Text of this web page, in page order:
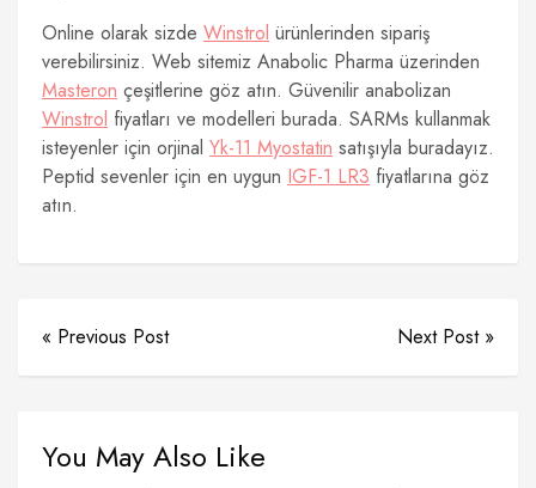
Online olarak sizde Winstrol ürünlerinden sipariş
verebilirsiniz. Web sitemiz Anabolic Pharma üzerinden
Masteron çeşitlerine göz atın. Güvenilir anabolizan
Winstrol fiyatları ve modelleri burada. SARMs kullanmak
isteyenler için orjinal Yk-11 Myostatin satışıyla buradayız.
Peptid sevenler için en uygun IGF-1 LR3 fiyatlarına göz
atın.
« Previous Post Next Post »
You May Also Like